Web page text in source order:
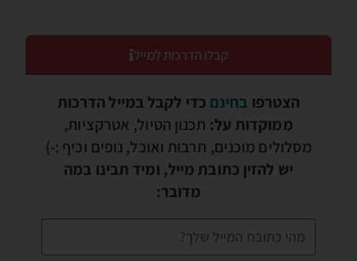
קבלו הדרכות למייל
הצטרפו בחינם כדי לקבל במייל הדרכות
ממוקדות על: תכנון הטיול, אטרקציות,
מסלולים מוכנים, תרבות ואוכל, נופים וכיף :-)
יש להזין כתובת מייל, ומיד תבינו במה
מדובר: